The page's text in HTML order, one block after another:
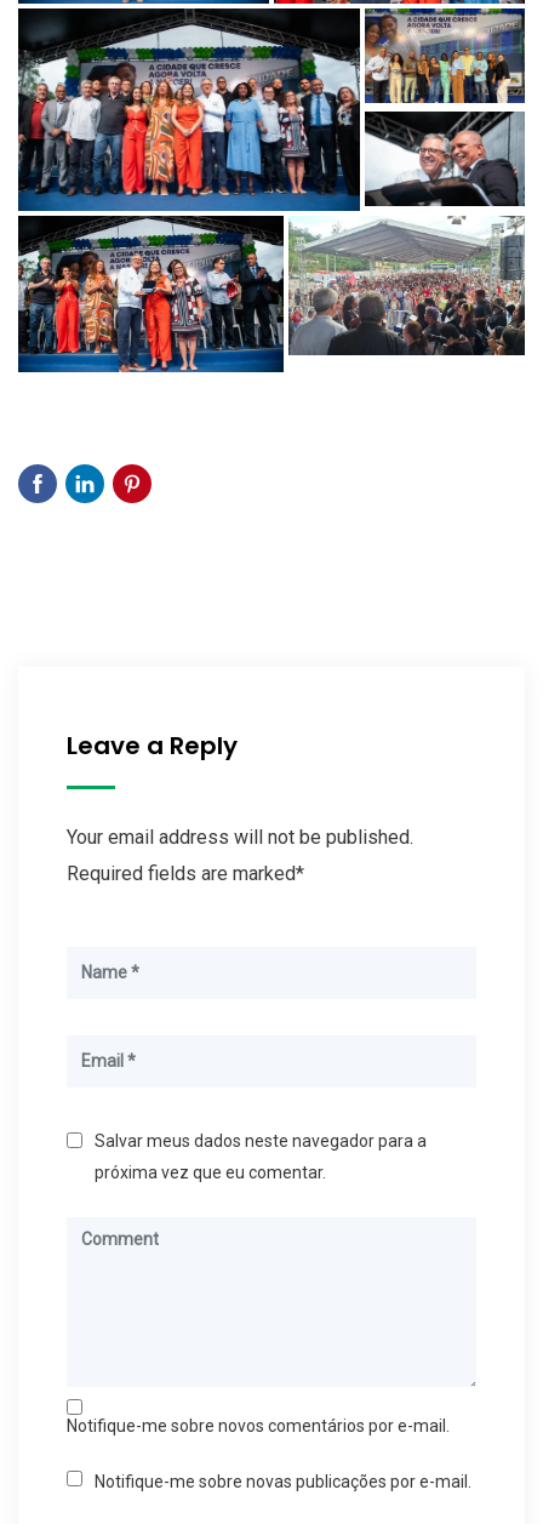
Leave a Reply
Your email address will not be published.
Required fields are marked*
Salvar meus dados neste navegador para a
próxima vez que eu comentar.
Notifique-me sobre novos comentários por e-mail.
Notifique-me sobre novas publicações por e-mail.